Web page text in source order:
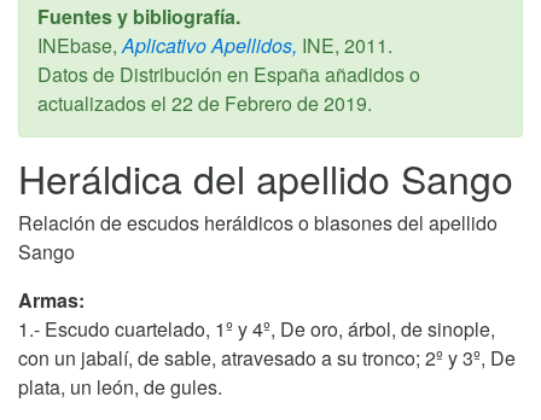
Fuentes y bibliografía.
INEbase,Aplicativo Apellidos, INE, 2011.
Datos de Distribución en España añadidos o
actualizados el 22 de Febrero de 2019.
Heráldica del apellido Sango
Relación de escudos heráldicos o blasones del apellido
Sango
Armas:
1.- Escudo cuartelado, 1º y 4º, De oro, árbol, de sinople,
con un jabalí, de sable, atravesado a su tronco; 2º y 3º, De
plata, un león, de gules.